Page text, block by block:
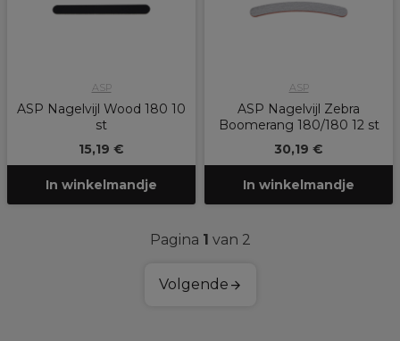
ASP
ASP Nagelvijl Wood 180 10
st
15,19 €
In winkelmandje
ASP
ASP Nagelvijl Zebra
Boomerang 180/180 12 st
30,19 €
In winkelmandje
Pagina 1 van 2
Volgende